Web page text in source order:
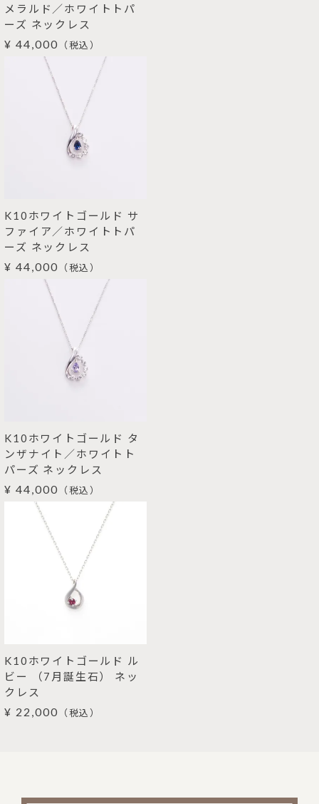
メラルド／ホワイトトパ
ーズ ネックレス
¥ 44,000 （税込）
K10ホワイトゴールド サ
ファイア／ホワイトトパ
ーズ ネックレス
¥ 44,000 （税込）
K10ホワイトゴールド タ
ンザナイト／ホワイトト
パーズ ネックレス
¥ 44,000 （税込）
K10ホワイトゴールド ル
ビー （7月誕生石） ネッ
クレス
¥ 22,000 （税込）